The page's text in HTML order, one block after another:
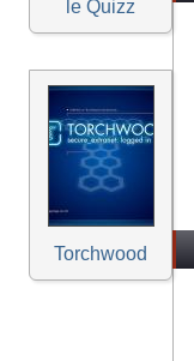
le Quizz
Torchwood